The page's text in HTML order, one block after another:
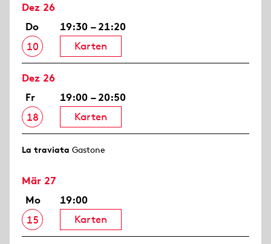
Dez 26
Do
10
19:30 – 21:20
Karten
Dez 26
Fr
18
19:00 – 20:50
Karten
La traviata Gastone
Mär 27
Mo
15
19:00
Karten